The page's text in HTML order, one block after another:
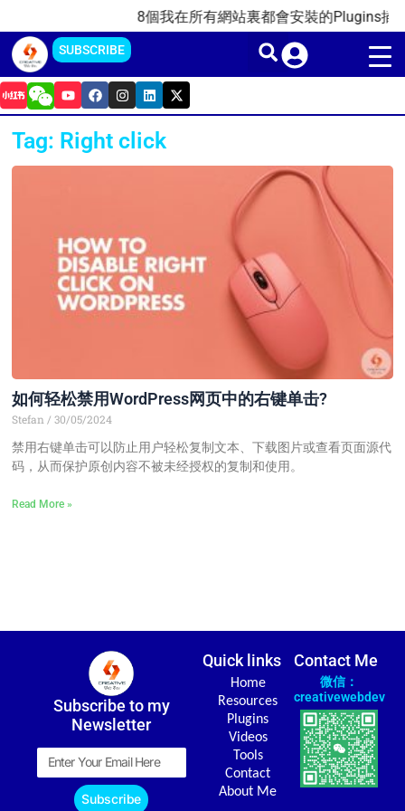
content
8個我在所有網站裏都會安裝的Plugins插
SUBSCRIBE
Y
o
u
u
e
F
a
c
e
b
o
I
n
s
a
r
L
i
n
e
i
X
-
t
t
Tag: Right click
如何轻松禁用WordPress网页中的右键单击?
Stefan
30/05/2024
禁用右键单击可以防止用户轻松复制文本、下载图片或查看页面源代
码，从而保护原创内容不被未经授权的复制和使用。
Read More »
Subscribe to my
Newsletter
Email
Subscribe
Quick links
Home
Resources
Plugins
Videos
Tools
Contact
About Me
Contact Me
微信：
creativewebdev